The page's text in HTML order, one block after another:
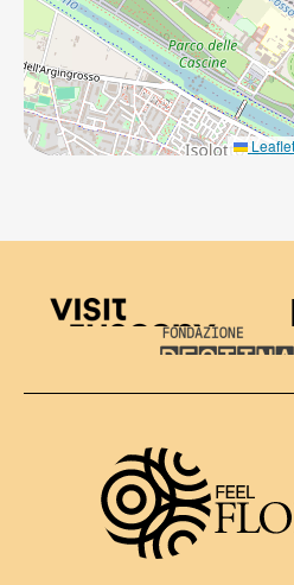
Leaflet
Visit Tuscany